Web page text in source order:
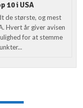
10 i USA
de største, og mest
Hvert år giver avisen
for at stemme